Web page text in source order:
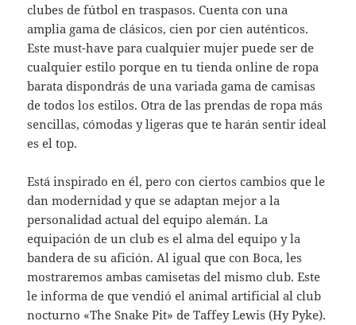
clubes de fútbol en traspasos. Cuenta con una
amplia gama de clásicos, cien por cien auténticos.
Este must-have para cualquier mujer puede ser de
cualquier estilo porque en tu tienda online de ropa
barata dispondrás de una variada gama de camisas
de todos los estilos. Otra de las prendas de ropa más
sencillas, cómodas y ligeras que te harán sentir ideal
es el top.
Está inspirado en él, pero con ciertos cambios que le
dan modernidad y que se adaptan mejor a la
personalidad actual del equipo alemán. La
equipación de un club es el alma del equipo y la
bandera de su afición. Al igual que con Boca, les
mostraremos ambas camisetas del mismo club. Este
le informa de que vendió el animal artificial al club
nocturno «The Snake Pit» de Taffey Lewis (Hy Pyke).